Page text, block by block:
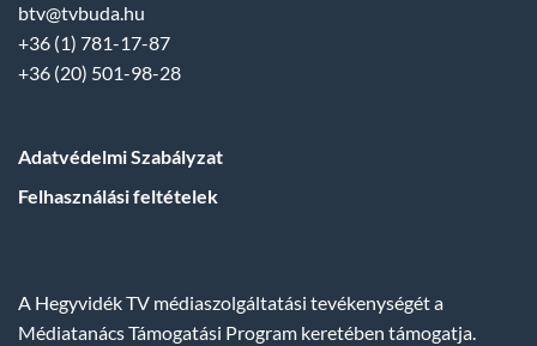
btv@tvbuda.hu
+36 (1) 781-17-87
+36 (20) 501-98-28
Adatvédelmi Szabályzat
Felhasználási feltételek
A Hegyvidék TV médiaszolgáltatási tevékenységét a
Médiatanács Támogatási Program keretében támogatja.